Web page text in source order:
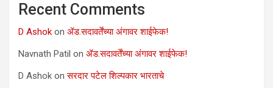
Recent Comments
D Ashok on ॲड.सदावर्तेंच्या अंगावर शाईफेक!
Navnath Patil on ॲड.सदावर्तेंच्या अंगावर शाईफेक!
D Ashok onसरदार पटेल शिल्पकार भारताचे